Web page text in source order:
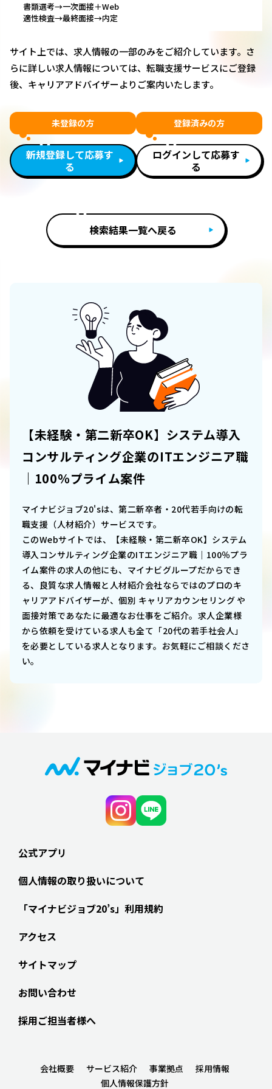
書類選考→一次面接＋Web
適性検査→最終面接→内定
サイト上では、求人情報の一部のみをご紹介しています。さ
らに詳しい求人情報については、転職支援サービスにご登録
後、キャリアアドバイザーよりご案内いたします。
未登録の方
新規登録して応募す
る
登録済みの方
ログインして応募す
る
検索結果一覧へ戻る
【未経験・第二新卒OK】システム導入
コンサルティング企業のITエンジニア職
｜100％プライム案件
マイナビジョブ20'sは、第二新卒者・20代若手向けの転
職支援（人材紹介）サービスです。
このWebサイトでは、
【未経験・第二新卒OK】システム
導入コンサルティング企業のITエンジニア職｜100％プラ
イム案件の求人の他にも、マイナビグループだからでき
る、良質な求人情報と人材紹介会社ならではのプロのキ
ャリアアドバイザーが、個別 キャリアカウンセリング や
面接対策であなたに最適なお仕事をご紹介。求人企業様
から依頼を受けている求人も全て「20代の若手社会人」
を必要としている求人となります。お気軽にご相談くださ
い。
公式アプリ
個人情報の取り扱いについて
「マイナビジョブ20’s」利用規約
アクセス
サイトマップ
お問い合わせ
採用ご担当者様へ
会社概要 サービス紹介 事業拠点
採用情報
個人情報保護方針